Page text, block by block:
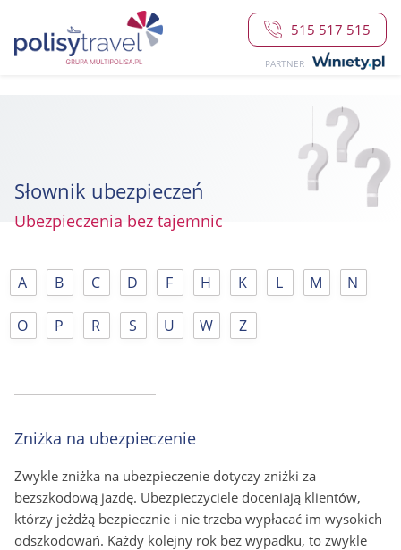
515 517 515
PARTNER
Słownik ubezpieczeń
Ubezpieczenia bez tajemnic
A B C D F H K L M N
O P R S U W Z
Zniżka na ubezpieczenie
Zwykle zniżka na ubezpieczenie dotyczy zniżki za
bezszkodową jazdę. Ubezpieczyciele doceniają klientów,
którzy jeżdżą bezpiecznie i nie trzeba wypłacać im wysokich
odszkodowań. Każdy kolejny rok bez wypadku, to zwykle